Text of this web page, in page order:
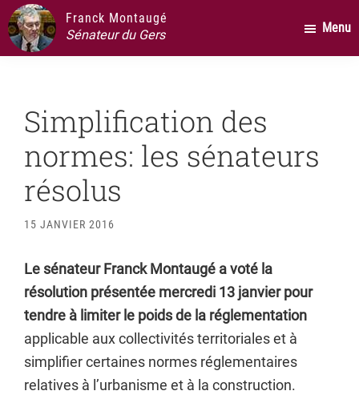
Passer
au
contenu
Passer
la
principale
Passer
au
pied
Franck Montaugé
Sénateur du Gers
Menu
Simplification des
normes: les sénateurs
résolus
15 JANVIER 2016
Le sénateur Franck Montaugé a voté la
résolution présentée mercredi 13 janvier pour
tendre à limiter le poids de la réglementation
applicable aux collectivités territoriales et à
simplifier certaines normes réglementaires
relatives à l’urbanisme et à la construction.